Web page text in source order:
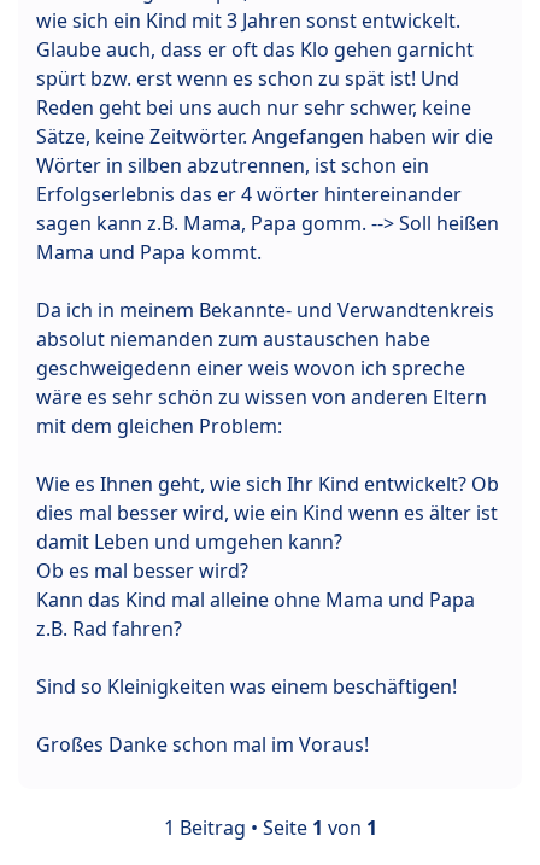
wie sich ein Kind mit 3 Jahren sonst entwickelt.
Glaube auch, dass er oft das Klo gehen garnicht
spürt bzw. erst wenn es schon zu spät ist! Und
Reden geht bei uns auch nur sehr schwer, keine
Sätze, keine Zeitwörter. Angefangen haben wir die
Wörter in silben abzutrennen, ist schon ein
Erfolgserlebnis das er 4 wörter hintereinander
sagen kann z.B. Mama, Papa gomm. --> Soll heißen
Mama und Papa kommt.
Da ich in meinem Bekannte- und Verwandtenkreis
absolut niemanden zum austauschen habe
geschweigedenn einer weis wovon ich spreche
wäre es sehr schön zu wissen von anderen Eltern
mit dem gleichen Problem:
Wie es Ihnen geht, wie sich Ihr Kind entwickelt? Ob
dies mal besser wird, wie ein Kind wenn es älter ist
damit Leben und umgehen kann?
Ob es mal besser wird?
Kann das Kind mal alleine ohne Mama und Papa
z.B. Rad fahren?
Sind so Kleinigkeiten was einem beschäftigen!
Großes Danke schon mal im Voraus!
1 Beitrag • Seite 1 von 1